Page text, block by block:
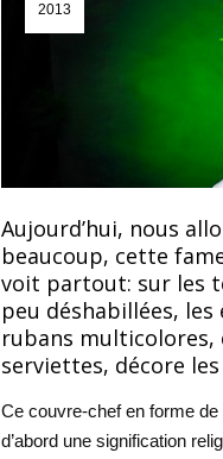
2013
Aujourd’hui, nous
beaucoup, cette
voit partout: sur les
peu déshabillées,
rubans multicolores,
serviettes, décore
Ce couvre-chef en forme de
d’abord une signification